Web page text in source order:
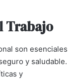
Trabajo
son esenciales
y saludable.
y